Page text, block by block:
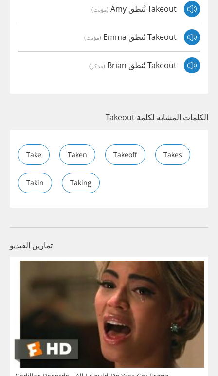
Takeout تُنطق Amy (مؤنث)
Takeout تُنطق Emma (مؤنث)
Takeout تُنطق Brian (مذكر)
الكلمات المشابه لكلمة Takeout
Take Taken Takeoff Takes
Takin Taking
تمارين الفيديو